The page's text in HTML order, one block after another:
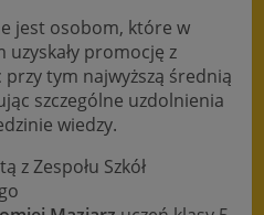
jest osobom, które w
promocję z
tym najwyższą średnią
szczególne uzdolnienia
wiedzy.
z Zespołu Szkół